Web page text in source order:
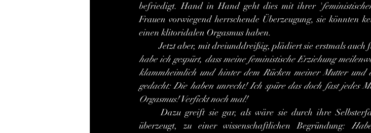
befriedigt. Hand in Hand geht dies mit ihrer '
Frauen vorwiegend herrschende Überzeugung, sie könnten
einen klitoridalen Orgasmus haben.
Jetzt aber, mit dreiunddreißig, plädiert sie erstmals
habe ich gespürt, dass meine feministische Erziehung
klammheimlich und hinter dem Rücken meiner Mutter
gedacht: Die haben unrecht! Ich spüre das doch fast jedes
Orgasmus! Verfickt noch mal!
Dazu greift sie gar, als wäre sie durch ihre
überzeugt, zu einer wissenschaftlichen Begründung: